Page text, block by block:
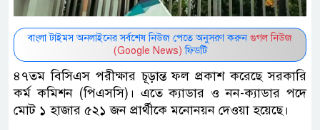
বাংলা টাইমস অনলাইনের সর্বশেষ নিউজ পেতে অনুসরণ করুন গুগল নিউজ
(Google News) ফিডটি
৪৭তম বিসিএস পরীক্ষার চূড়ান্ত ফল প্রকাশ করেছে সরকারি
কর্ম কমিশন (পিএসসি)। এতে ক্যাডার ও নন-ক্যাডার পদে
মোট ১ হাজার ৫২১ জন প্রার্থীকে মনোনয়ন দেওয়া হয়েছে।